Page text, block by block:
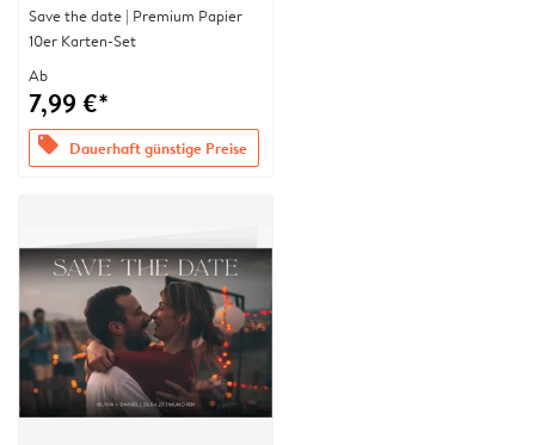
Save the date | Premium Papier
10er Karten-Set
Ab
7,99 €*
offers Dauerhaft günstige Preise